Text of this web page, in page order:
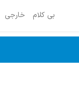
بی کلام خارجی